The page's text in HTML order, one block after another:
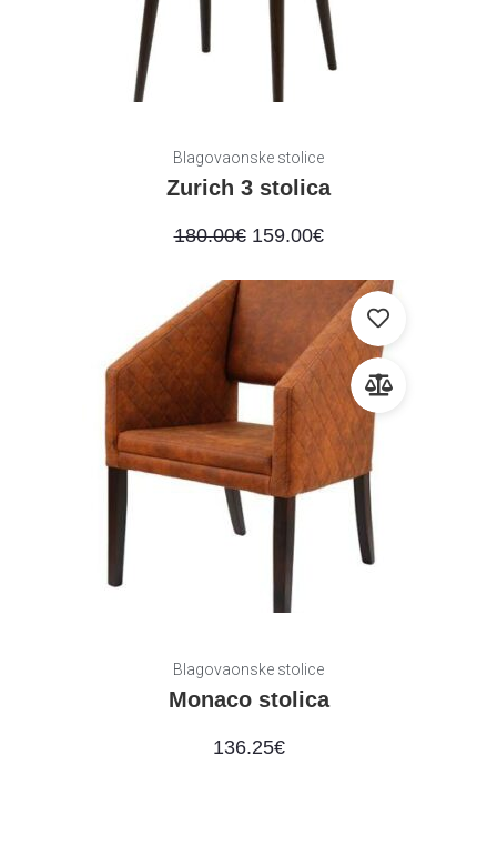
Blagovaonske stolice
Zurich 3 stolica
180.00€ 159.00€
Blagovaonske stolice
Monaco stolica
136.25€